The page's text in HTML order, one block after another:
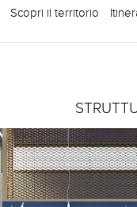
Scopri il territorio